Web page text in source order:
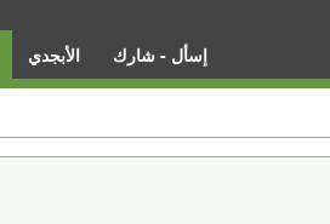
الأبجدي إسأل - شارك